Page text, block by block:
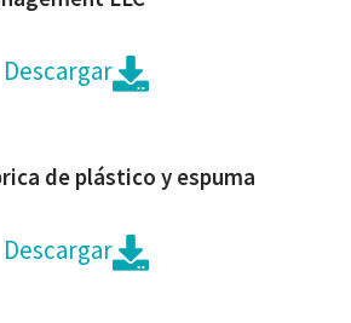
Descargar
de plástico y espuma
Descargar